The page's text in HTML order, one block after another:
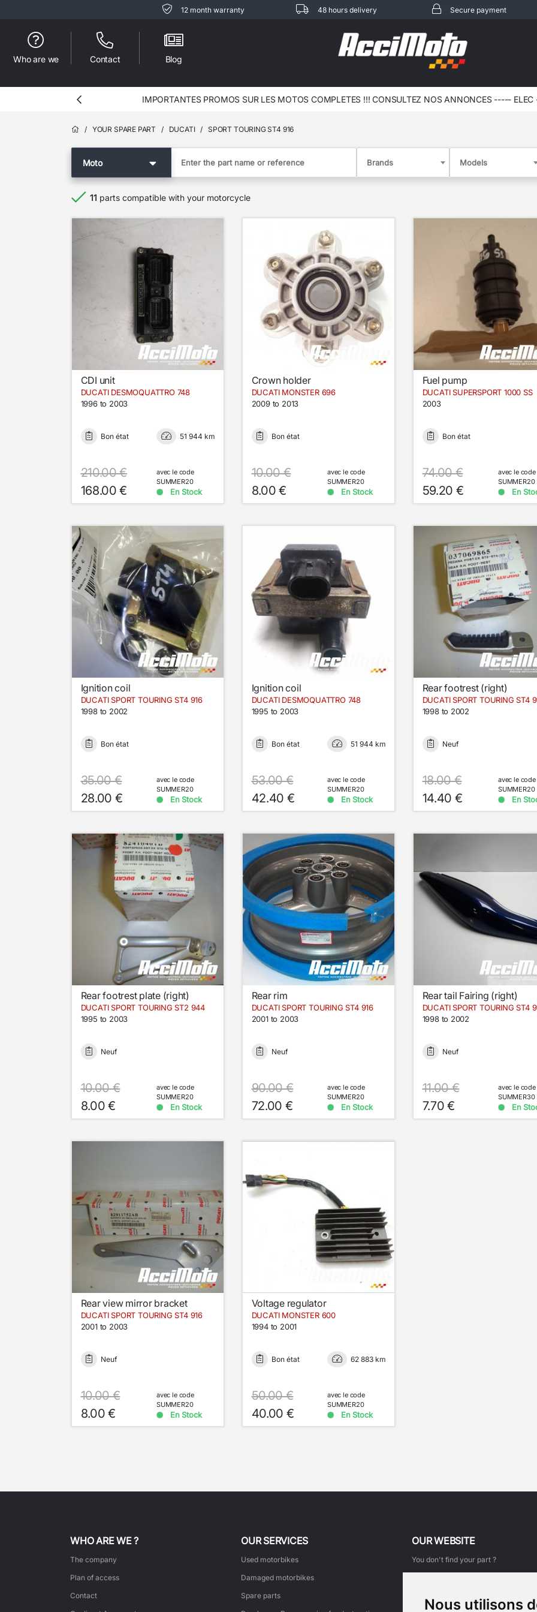
Nous utilisons
12 month warranty 48 hours delivery Secure payment
Who are we Contact Blog
IMPORTANTES PROMOS SUR LES MOTOS COMPLETES !!! CONSULTEZ NOS ANNONCES ----- ELEC - RIV - 3106
/ YOUR SPARE PART / DUCATI / SPORT TOURING ST4 916
Moto Brands Models
11 parts compatible with your motorcycle
CDI unit
DUCATI DESMOQUATTRO 748
1996 to 2003
Bon état 51 944 km
210.00 €
168.00 €
avec le code
SUMMER20
En Stock
Crown holder
DUCATI MONSTER 696
2009 to 2013
Bon état
10.00 €
8.00 €
avec le code
SUMMER20
En Stock
Fuel pump
DUCATI SUPERSPORT 1000 SS
2003
Bon état
74.00 €
59.20 €
avec le code
SUMMER20
En
Ignition coil
DUCATI SPORT TOURING ST4 916
1998 to 2002
Bon état
35.00 €
28.00 €
avec le code
SUMMER20
En Stock
Ignition coil
DUCATI DESMOQUATTRO 748
1995 to 2003
Bon état 51 944 km
53.00 €
42.40 €
avec le code
SUMMER20
En Stock
Rear footrest (right)
DUCATI SPORT TOURING ST4
1998 to 2002
Neuf
18.00 €
14.40 €
avec le code
SUMMER20
En
Rear footrest plate (right)
DUCATI SPORT TOURING ST2 944
1995 to 2003
Neuf
10.00 €
8.00 €
avec le code
SUMMER20
En Stock
Rear rim
DUCATI SPORT TOURING ST4 916
2001 to 2003
Neuf
90.00 €
72.00 €
avec le code
SUMMER20
En Stock
Rear tail Fairing (right)
DUCATI SPORT TOURING ST4
1998 to 2002
Neuf
11.00 €
7.70 €
avec le code
SUMMER30
En
Rear view mirror bracket
DUCATI SPORT TOURING ST4 916
2001 to 2003
Neuf
10.00 €
8.00 €
avec le code
SUMMER20
En Stock
Voltage regulator
DUCATI MONSTER 600
1994 to 2001
Bon état 62 883 km
50.00 €
40.00 €
avec le code
SUMMER20
En Stock
WHO ARE WE ?
The company
Plan of access
Contact
OUR SERVICES
Used motorbikes
Damaged motorbikes
Spare parts
OUR WEBSITE
You don't find your part ?